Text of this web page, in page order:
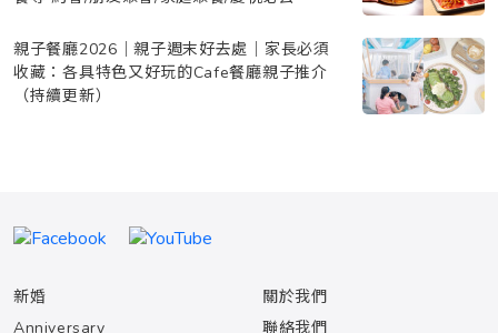
親子餐廳2026｜親子週末好去處｜家長必須
收藏：各具特色又好玩的Cafe餐廳親子推介
（持續更新）
新婚
Anniversary
關於我們
聯絡我們